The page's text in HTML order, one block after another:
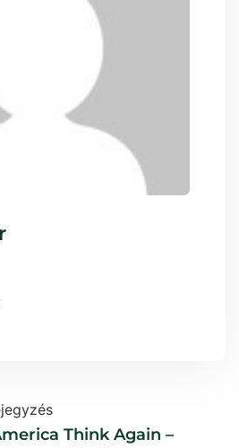
Think Again –